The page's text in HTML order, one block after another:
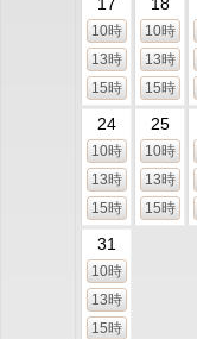
17
10時
13時
15時
18
10時
13時
15時
24
10時
13時
15時
25
10時
13時
15時
31
10時
13時
15時